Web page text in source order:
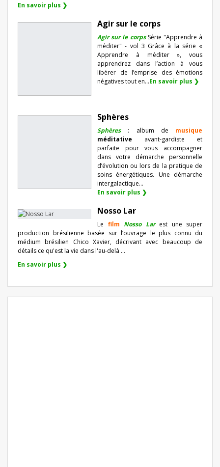
En savoir plus ❯
Agir sur le corps
Agir sur le corpsSérie "Apprendre à
méditer" - vol 3 Grâce à la série «
Apprendre à méditer », vous
apprendrez dans l’action à vous
libérer de l’emprise des émotions
négatives tout en...En savoir plus ❯
Sphères
Sphères: album de musique
méditative avant-gardiste et
parfaite pour vous accompagner
dans votre démarche personnelle
d’évolution ou lors de la pratique de
soins énergétiques. Une démarche
intergalactique...
En savoir plus ❯
Nosso Lar
Le film Nosso Lar est une super
production brésilienne basée sur l’ouvrage le plus connu du
médium brésilien Chico Xavier, décrivant avec beaucoup de
détails ce qu'est la vie dans l'au-delà ...
En savoir plus ❯